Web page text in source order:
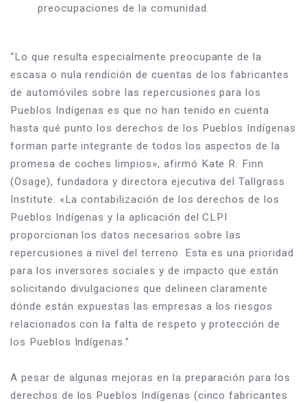
preocupaciones de la comunidad.
“Lo que resulta especialmente preocupante de la
escasa o nula rendición de cuentas de los fabricantes
de automóviles sobre las repercusiones para los
Pueblos Indígenas es que no han tenido en cuenta
hasta qué punto los derechos de los Pueblos Indígenas
forman parte integrante de todos los aspectos de la
promesa de coches limpios», afirmó Kate R. Finn
(Osage), fundadora y directora ejecutiva del Tallgrass
Institute. «La contabilización de los derechos de los
Pueblos Indígenas y la aplicación del CLPI
proporcionan los datos necesarios sobre las
repercusiones a nivel del terreno. Esta es una prioridad
para los inversores sociales y de impacto que están
solicitando divulgaciones que delineen claramente
dónde están expuestas las empresas a los riesgos
relacionados con la falta de respeto y protección de
los Pueblos Indígenas.”
A pesar de algunas mejoras en la preparación para los
derechos de los Pueblos Indígenas (cinco fabricantes